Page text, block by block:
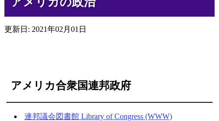
更新日: 2021年02月01日
アメリカ合衆国連邦政府
連邦議会図書館 Library of Congress (WWW)